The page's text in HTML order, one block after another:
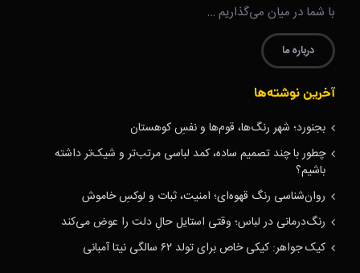
با شما در میان می‌گذاریم …
درباره ما
آخرین نوشته‌ها
بجنورد؛ شهر رنگ‌ها، قوم‌ها و نفسِ کوهستان
چطور با چند تصمیم ساده، کمد لباسی مرتب‌تر و شیک‌تر داشته
باشیم؟
روان‌شناسی رنگ قهوه‌ای؛ امنیت، ثبات و لوکسِ خاموش
رنگ‌درمانی در لباس؛ وقتی استایل حالِ دلت را عوض می‌کند
کیک جواهر: کیکی خاص برای تولد ۶۲ سالگی نیتا آمبانی